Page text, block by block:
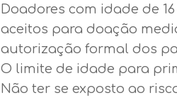
Doadores com idade de
aceitos para doação
autorização formal dos
O limite de idade para
Não ter se exposto ao